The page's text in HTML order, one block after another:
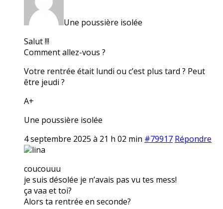
Une poussière isolée
Salut !!!
Comment allez-vous ?
Votre rentrée était lundi ou c’est plus tard ? Peut
être jeudi ?
A+
Une poussière isolée
4 septembre 2025 à 21 h 02 min #79917 Répondre
lina
coucouuu
je suis désolée je n’avais pas vu tes mess!
ça vaa et toi?
Alors ta rentrée en seconde?